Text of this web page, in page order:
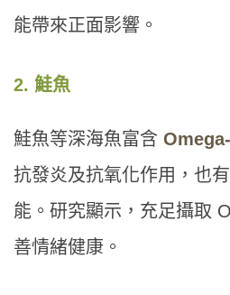
能帶來正面影響。
2. 鮭魚
鮭魚等深海魚富含
抗發炎及抗氧化作用，也
能。研究顯示，充足攝取
善情緒健康。